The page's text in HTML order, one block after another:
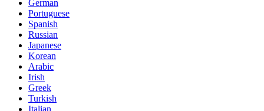
German
Portuguese
Spanish
Russian
Japanese
Korean
Arabic
Irish
Greek
Turkish
Italian